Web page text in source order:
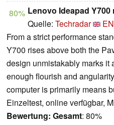
80% Lenovo Ideapad Y700
Quelle: Techradar
From a strict performance
Y700 rises above both the
design unmistakably marks it
enough flourish and
computer is primarily means
Einzeltest, online verfügbar,
Bewertung: Gesamt: 80%